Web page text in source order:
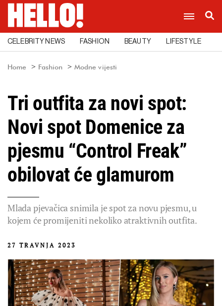
CELEBRITY NEWS FASHION BEAUTY LIFESTYLE
Home Fashion Modne vijesti
Tri outfita za novi spot:
Novi spot Domenice za
pjesmu “Control Freak”
obilovat će glamurom
Mlada pjevačica snimila je spot za novu pjesmu, u
kojem će promijeniti nekoliko atraktivnih outfita.
27 TRAVNJA 2023